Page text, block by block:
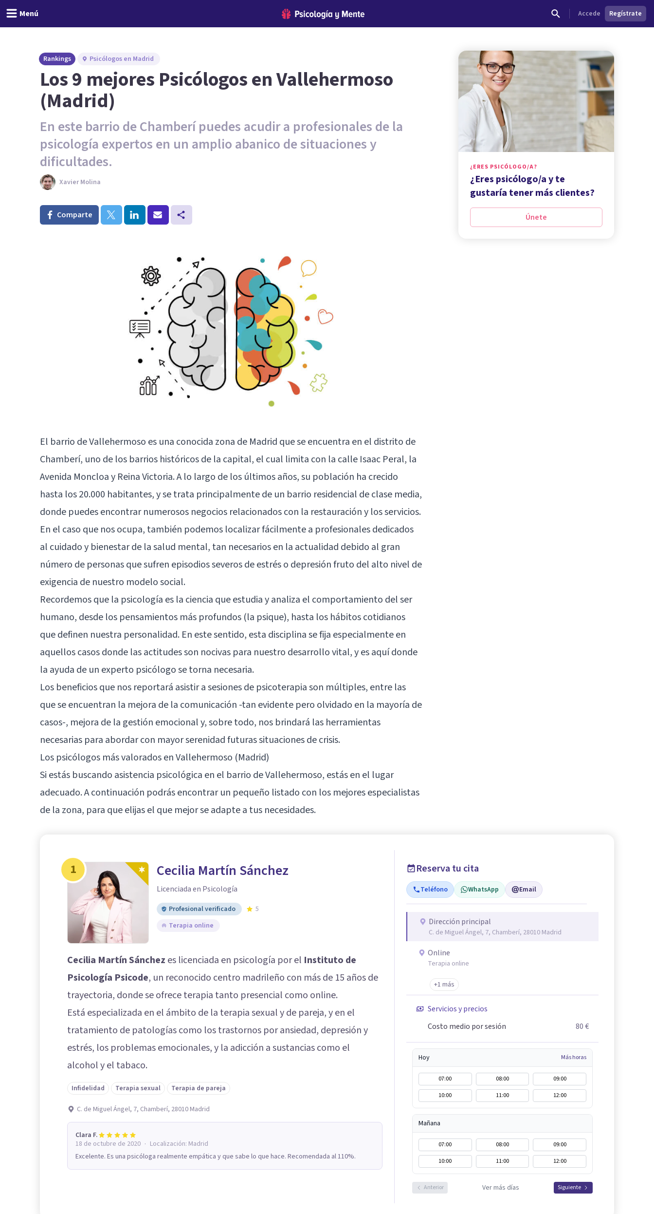
Menú Accede Regístrate
Rankings Psicólogos en Madrid
Los 9 mejores Psicólogos en Vallehermoso
(Madrid)
En este barrio de Chamberí puedes acudir a profesionales de la
psicología expertos en un amplio abanico de situaciones y
dificultades.
Xavier Molina
Comparte
El barrio de Vallehermoso es una conocida zona de Madrid que se encuentra en el distrito de
Chamberí, uno de los barrios históricos de la capital, el cual limita con la calle Isaac Peral, la
Avenida Moncloa y Reina Victoria. A lo largo de los últimos años, su población ha crecido
hasta los 20.000 habitantes, y se trata principalmente de un barrio residencial de clase media,
donde puedes encontrar numerosos negocios relacionados con la restauración y los servicios.
En el caso que nos ocupa, también podemos localizar fácilmente a profesionales dedicados
al cuidado y bienestar de la salud mental, tan necesarios en la actualidad debido al gran
número de personas que sufren episodios severos de estrés o depresión fruto del alto nivel de
exigencia de nuestro modelo social.
Recordemos que la psicología es la ciencia que estudia y analiza el comportamiento del ser
humano, desde los pensamientos más profundos (la psique), hasta los hábitos cotidianos
que definen nuestra personalidad. En este sentido, esta disciplina se fija especialmente en
aquellos casos donde las actitudes son nocivas para nuestro desarrollo vital, y es aquí donde
la ayuda de un experto psicólogo se torna necesaria.
Los beneficios que nos reportará asistir a sesiones de psicoterapia son múltiples, entre las
que se encuentran la mejora de la comunicación -tan evidente pero olvidado en la mayoría de
casos-, mejora de la gestión emocional y, sobre todo, nos brindará las herramientas
necesarias para abordar con mayor serenidad futuras situaciones de crisis.
Los psicólogos más valorados en Vallehermoso (Madrid)
Si estás buscando asistencia psicológica en el barrio de Vallehermoso, estás en el lugar
adecuado. A continuación podrás encontrar un pequeño listado con los mejores especialistas
de la zona, para que elijas el que mejor se adapte a tus necesidades.
¿ERES PSICÓLOGO/A?
¿Eres psicólogo/a y te
gustaría tener más clientes?
Únete
1 Cecilia Martín Sánchez
Licenciada en Psicología
Profesional verificado
5
Terapia online
Cecilia Martín Sánchez es licenciada en psicología por el Instituto de
Psicología Psicode, un reconocido centro madrileño con más de 15 años de
trayectoria, donde se ofrece terapia tanto presencial como online.
Está especializada en el ámbito de la terapia sexual y de pareja, y en el
tratamiento de patologías como los trastornos por ansiedad, depresión y
estrés, los problemas emocionales, y la adicción a sustancias como el
alcohol y el tabaco.
Infidelidad Terapia sexual Terapia de pareja
C. de Miguel Ángel, 7, Chamberí, 28010 Madrid
Clara F.
18 de octubre de 2020 · Localización: Madrid
Excelente. Es una psicóloga realmente empática y que sabe lo que hace. Recomendada al 110%.
Reserva tu cita
Teléfono WhatsApp Email
Dirección principal
C. de Miguel Ángel, 7, Chamberí, 28010 Madrid
Online
Terapia online
+1 más
Servicios y precios
Costo medio por sesión
80 €
Hoy Más horas
07:00 08:00
09:00
10:00
11:00 12:00
Mañana
07:00 08:00
09:00
10:00
11:00 12:00
Anterior Ver más días Siguiente